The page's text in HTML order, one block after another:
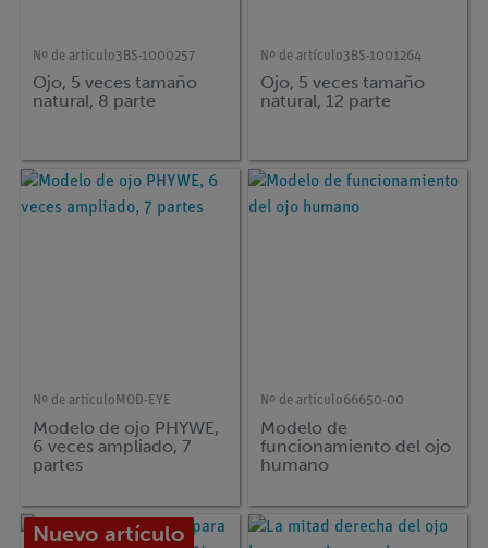
Nº de artículo3BS-1000257
Ojo, 5 veces tamaño
natural, 8 parte
Nº de artículo3BS-1001264
Ojo, 5 veces tamaño
natural, 12 parte
Nº de artículo MOD-EYE
Modelo de ojo PHYWE,
6 veces ampliado, 7
partes
Nº de artículo66650-00
Modelo de
funcionamiento del ojo
humano
Nuevo artículo